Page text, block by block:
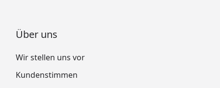
Über uns
Wir stellen uns vor
Kundenstimmen